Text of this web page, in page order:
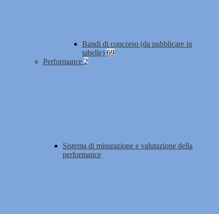
Bandi di concorso (da pubblicare in
tabelle) 69
Performance 2
Sistema di misurazione e valutazione della
performance